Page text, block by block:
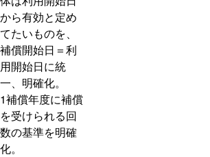
から有効と定め
てたいものを、
補償開始日＝利
用開始日に統
一、明確化。
1補償年度に補償
を受けられる回
数の基準を明確
化。